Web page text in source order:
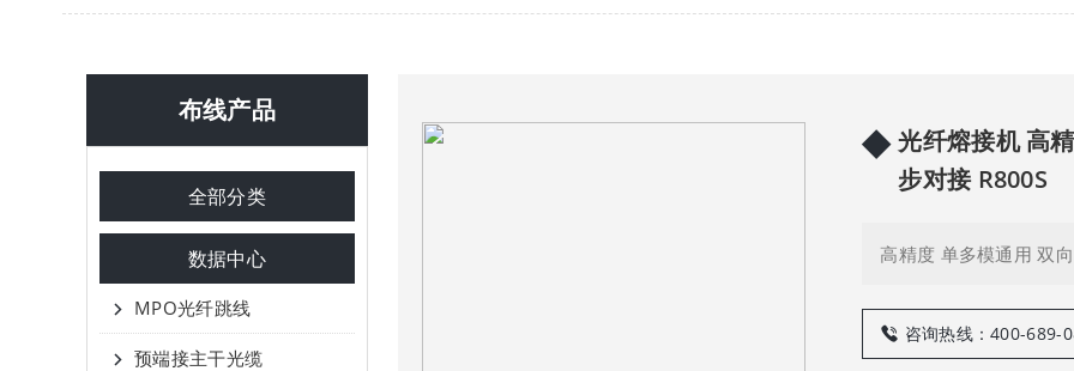
布线产品
全部分类
数据中心
MPO光纤跳线
预端接主干光缆
◆ 光纤熔接机 高
步对接 R800S
高精度 单多模通用 双
咨询热线：400-689-